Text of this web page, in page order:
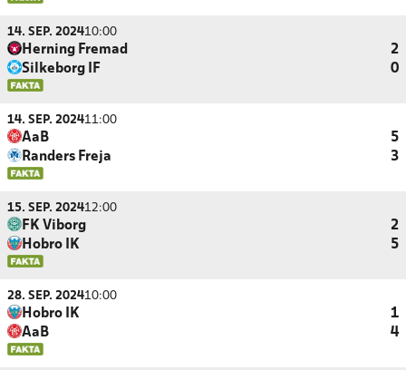
14. SEP. 202410:00
Herning Fremad
2
Silkeborg IF
0
14. SEP. 202411:00
AaB
5
Randers Freja
3
15. SEP. 202412:00
FK Viborg
2
Hobro IK
5
28. SEP. 202410:00
Hobro IK
1
AaB
4